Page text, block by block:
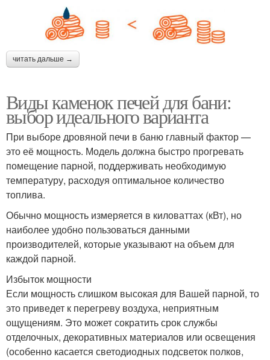
читать дальше →
Виды каменок печей для бани:
выбор идеального варианта
При выборе дровяной печи в баню главный фактор —
это её мощность. Модель должна быстро прогревать
помещение парной, поддерживать необходимую
температуру, расходуя оптимальное количество
топлива.
Обычно мощность измеряется в киловаттах (кВт), но
наиболее удобно пользоваться данными
производителей, которые указывают на объем для
каждой парной.
Избыток мощности
Если мощность слишком высокая для Вашей парной, то
это приведет к перегреву воздуха, неприятным
ощущениям. Это может сократить срок службы
отделочных, декоративных материалов или освещения
(особенно касается светодиодных подсветок полков,